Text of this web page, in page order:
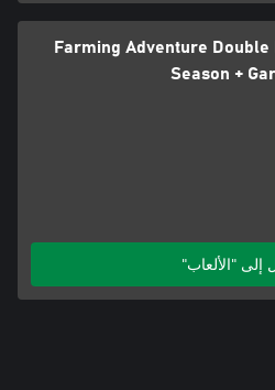
Farming Adventure Double
Season +
إلى "الألعاب"